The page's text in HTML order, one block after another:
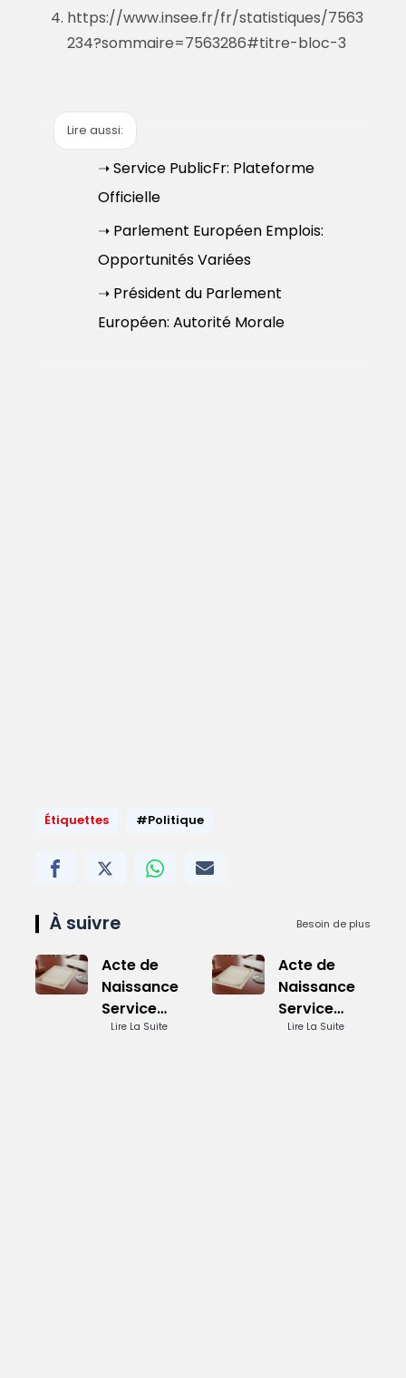
https://www.insee.fr/fr/statistiques/7563
234?sommaire=7563286#titre-bloc-3
Lire aussi:
➝ Service PublicFr: Plateforme
Officielle
➝ Parlement Européen Emplois:
Opportunités Variées
➝ Président du Parlement
Européen: Autorité Morale
Étiquettes #Politique
À suivre Besoin de plus
Acte de
Naissance
Service
Public:
Lire La Suite
Acte de
Naissance
Service
Public:
Lire La Suite